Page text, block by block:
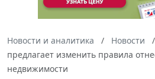
Новости и аналитика Новости
предлагает изменить правила
недвижимости